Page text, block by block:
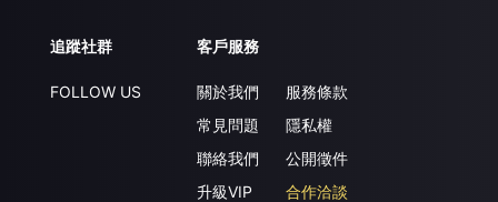
追蹤社群
FOLLOW US
客戶服務
關於我們
常見問題
聯絡我們
升級VIP
服務條款
隱私權
公開徵件
合作洽談